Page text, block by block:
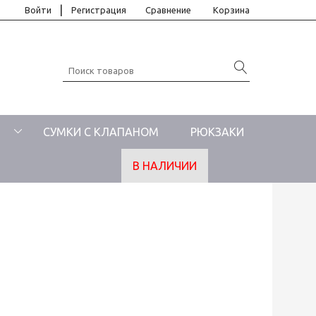
Войти Регистрация Сравнение Корзина
СУМКИ С КЛАПАНОМ РЮКЗАКИ
В НАЛИЧИИ